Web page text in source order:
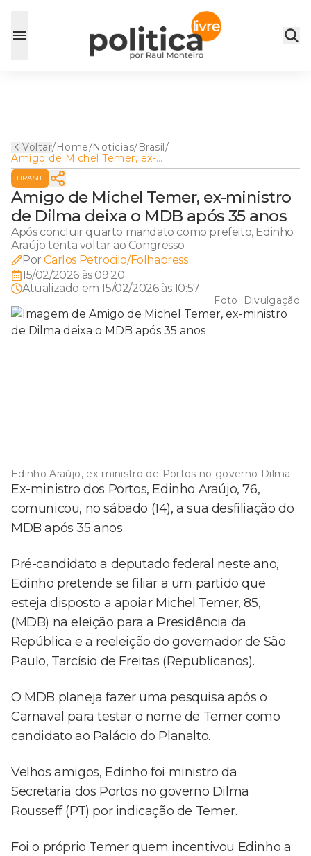
Voltar/Home/Noticias/Brasil/
Amigo de Michel Temer, ex-
ministro de Dilma deixa o
MDB após 35 anos
BRASIL
Amigo de Michel Temer, ex-ministro
de Dilma deixa o MDB após 35 anos
Após concluir quarto mandato como prefeito, Edinho
Araújo tenta voltar ao Congresso
Por Carlos Petrocilo/Folhapress
15/02/2026 às 09:20
Atualizado em15/02/2026 às 10:57
Foto: Divulgação
Edinho Araújo, ex-ministro de Portos no governo Dilma
Ex-ministro dos Portos, Edinho Araújo, 76,
comunicou, no sábado (14), a sua desfiliação do
MDB após 35 anos.
Pré-candidato a deputado federal neste ano,
Edinho pretende se filiar a um partido que
esteja disposto a apoiar Michel Temer, 85,
(MDB) na eleição para a Presidência da
República e a reeleição do governador de São
Paulo, Tarcísio de Freitas (Republicanos).
O MDB planeja fazer uma pesquisa após o
Carnaval para testar o nome de Temer como
candidato ao Palácio do Planalto.
Velhos amigos, Edinho foi ministro da
Secretaria dos Portos no governo Dilma
Rousseff (PT) por indicação de Temer.
Foi o próprio Temer quem incentivou Edinho a